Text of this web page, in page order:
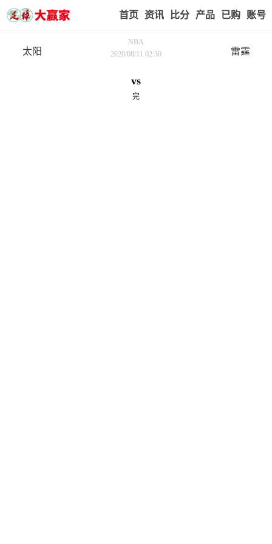
首页 赢家视点赛事比分实战版入口
我的
NBA
2020/08/11 02:30
vs
完
太阳 雷霆